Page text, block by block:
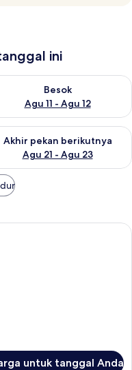
ini
10 - Agu 11
Besok
Agu 11 - Agu 12
ketersediaan untuk
ini Agu 14 - Agu 16
Akhir pekan berikutnya
Agu 21 - Agu 23
ketersediaan untuk
katun Mesir, seprai premium,
untuk tanggal Anda